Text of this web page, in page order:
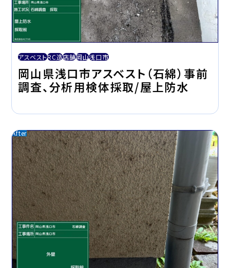
アスベストRC造店舗岡山浅口市
岡山県浅口市アスベスト（石綿）事前
調査、分析用検体採取/屋上防水